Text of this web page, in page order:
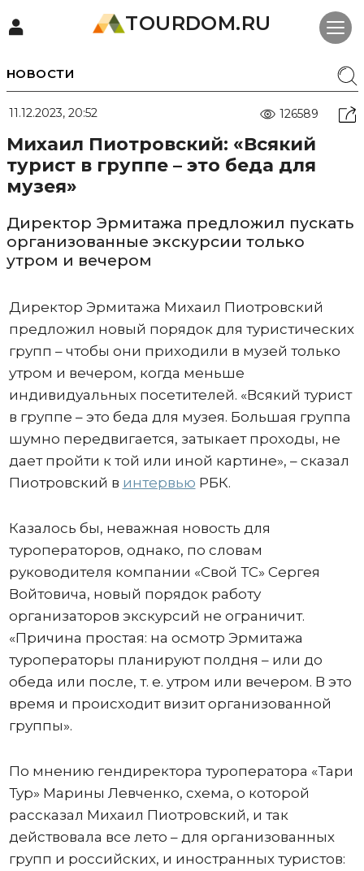
TOURDOM.RU
НОВОСТИ
11.12.2023, 20:52 126589
Михаил Пиотровский: «Всякий
турист в группе – это беда для
музея»
Директор Эрмитажа предложил пускать
организованные экскурсии только
утром и вечером
Директор Эрмитажа Михаил Пиотровский
предложил новый порядок для туристических
групп – чтобы они приходили в музей только
утром и вечером, когда меньше
индивидуальных посетителей. «Всякий турист
в группе – это беда для музея. Большая группа
шумно передвигается, затыкает проходы, не
дает пройти к той или иной картине», – сказал
Пиотровский в интервью РБК.
Казалось бы, неважная новость для
туроператоров, однако, по словам
руководителя компании «Свой ТС» Сергея
Войтовича, новый порядок работу
организаторов экскурсий не ограничит.
«Причина простая: на осмотр Эрмитажа
туроператоры планируют полдня – или до
обеда или после, т. е. утром или вечером. В это
время и происходит визит организованной
группы».
По мнению гендиректора туроператора «Тари
Тур» Марины Левченко, схема, о которой
рассказал Михаил Пиотровский, и так
действовала все лето – для организованных
групп и российских, и иностранных туристов: